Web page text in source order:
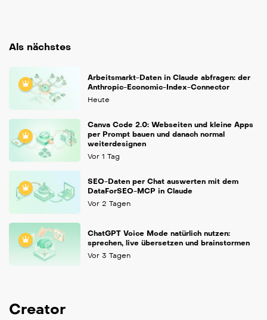
Als nächstes
Arbeitsmarkt-Daten in Claude abfragen: der
Anthropic-Economic-Index-Connector
Heute
Canva Code 2.0: Webseiten und kleine Apps
per Prompt bauen und danach normal
weiterdesignen
Vor 1 Tag
SEO-Daten per Chat auswerten mit dem
DataForSEO-MCP in Claude
Vor 2 Tagen
ChatGPT Voice Mode natürlich nutzen:
sprechen, live übersetzen und brainstormen
Vor 3 Tagen
Creator